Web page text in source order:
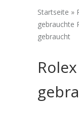
Startseite »
gebrauchte
gebraucht